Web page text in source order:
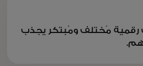
مُختلف ومُبتكر يجذب